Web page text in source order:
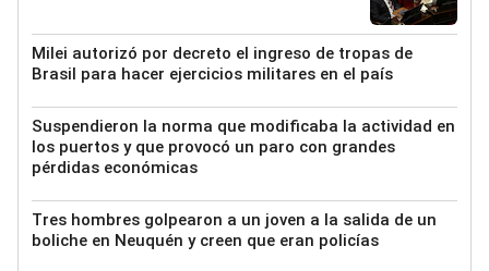
Milei autorizó por decreto el ingreso de tropas de
Brasil para hacer ejercicios militares en el país
Suspendieron la norma que modificaba la actividad en
los puertos y que provocó un paro con grandes
pérdidas económicas
Tres hombres golpearon a un joven a la salida de un
boliche en Neuquén y creen que eran policías